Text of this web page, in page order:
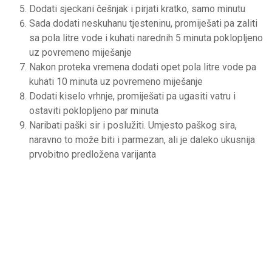
Dodati sjeckani češnjak i pirjati kratko, samo minutu
Sada dodati neskuhanu tjesteninu, promiješati pa zaliti
sa pola litre vode i kuhati narednih 5 minuta poklopljeno
uz povremeno miješanje
Nakon proteka vremena dodati opet pola litre vode pa
kuhati 10 minuta uz povremeno miješanje
Dodati kiselo vrhnje, promiješati pa ugasiti vatru i
ostaviti poklopljeno par minuta
Naribati paški sir i poslužiti. Umjesto paškog sira,
naravno to može biti i parmezan, ali je daleko ukusnija
prvobitno predložena varijanta